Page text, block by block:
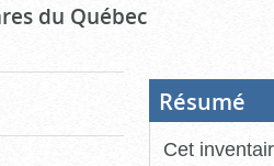
du Québec
Résumé
Cet